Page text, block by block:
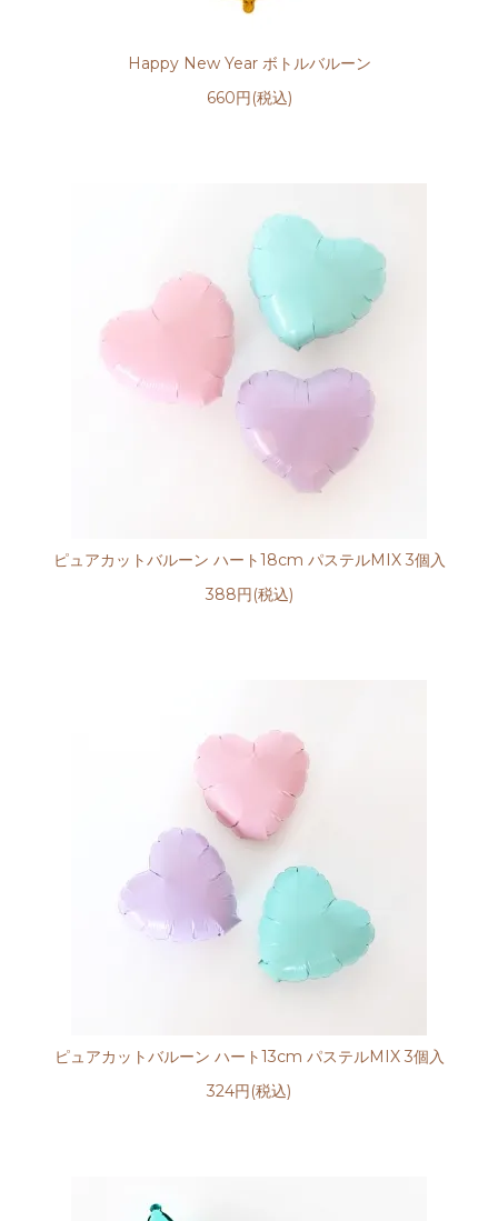
Happy New Year ボトルバルーン
660円(税込)
ピュアカットバルーン ハート18cm パステルMIX 3個入
388円(税込)
ピュアカットバルーン ハート13cm パステルMIX 3個入
324円(税込)